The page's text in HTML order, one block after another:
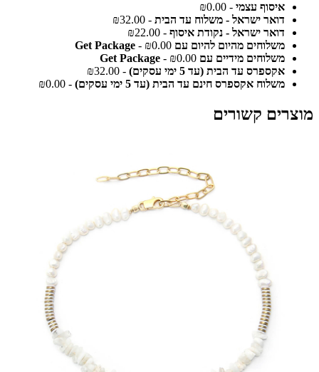
איסוף עצמי - ₪0.00
דואר ישראל - משלוח עד הבית - ₪32.00
דואר ישראל - נקודת איסוף - ₪22.00
משלוחים מהיום להיום עם Get Package - ₪0.00
משלוחים מידיים עם Get Package - ₪0.00
אקספרס עד הבית (עד 5 ימי עסקים)
- ₪32.00
משלוח אקספרס חינם עד הבית (עד 5 ימי עסקים)
- ₪0.00
מוצרים קשורים